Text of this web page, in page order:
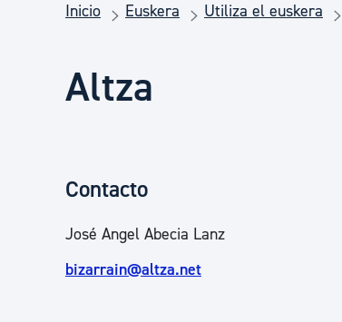
Seguridad ciudadana y emergencias
Salud Pública, animales y consumo
Inicio Euskera Utiliza el euskera
Altza
Contacto
José Angel Abecia Lanz
bizarrain@altza.net